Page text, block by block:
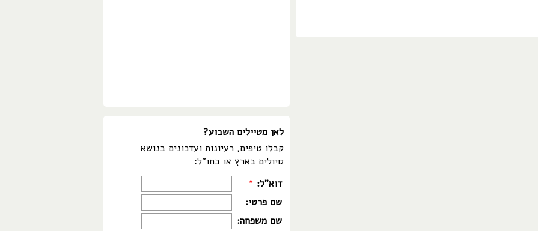
לאן מטיילים השבוע?
קבלו טיפים, רעיונות ועדכונים בנושא
טיולים בארץ או בחו"ל:
דוא"ל: *
שם פרטי:
שם משפחה: